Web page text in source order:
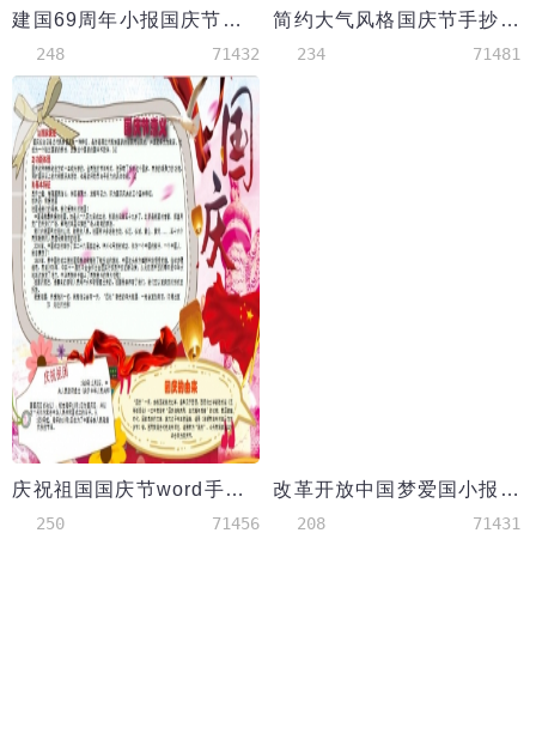
建国69周年小报国庆节手抄报word模版
248 71432
简约大气风格国庆节手抄报Word模板
234 71481
庆祝祖国国庆节word手抄报小报模板
250 71456
改革开放中国梦爱国小报手抄报Word模板
208 71431